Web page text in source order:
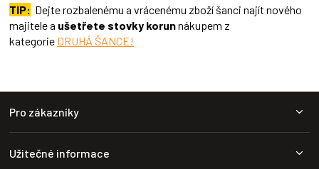
s
u
TIP: Dejte rozbalenému a vrácenému zboží šanci najít nového
majitele a ušetřete stovky korunnákupem z
kategorie DRUHÁ ŠANCE!
Pro zákazníky
Užitečné informace